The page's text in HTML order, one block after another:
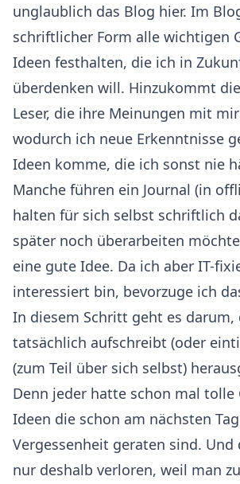
unglaublich das Blog hier. Im
schriftlicher Form alle wichtigen
Ideen festhalten, die ich in
überdenken will. Hinzukommt
Leser, die ihre Meinungen mit
wodurch ich neue Erkenntnisse
Ideen komme, die ich sonst nie
Manche führen ein Journal (in
halten für sich selbst schriftlich
später noch überarbeiten
eine gute Idee. Da ich aber IT-
interessiert bin, bevorzuge ich
In diesem Schritt geht es darum,
tatsächlich aufschreibt (oder
(zum Teil über sich selbst)
Denn jeder hatte schon mal tolle
Ideen die schon am nächsten
Vergessenheit geraten sind. Und
nur deshalb verloren, weil man